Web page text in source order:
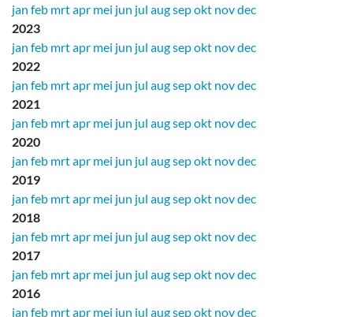
jan feb mrtapr mei jun jul augsepokt novdec
2023
jan feb mrtapr mei jun jul augsepokt novdec
2022
jan feb mrtapr mei jun jul augsepokt novdec
2021
jan feb mrtapr mei jun jul augsepokt novdec
2020
jan feb mrtapr mei jun jul augsepokt novdec
2019
jan feb mrtapr mei jun jul augsepokt novdec
2018
jan feb mrtapr mei jun jul augsepokt novdec
2017
jan feb mrtapr mei jun jul augsepokt novdec
2016
jan feb mrtapr mei jun jul augsepokt novdec